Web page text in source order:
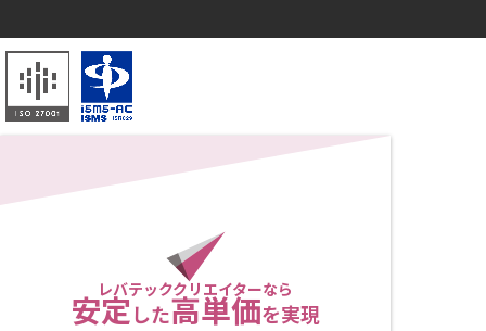
レバテッククリエイターなら
安定した高単価を実現